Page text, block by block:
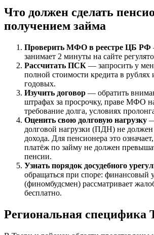
Что должен сделать
получением займа
Проверить МФО в реестре ЦБ РФ
занимает 2 минуты на сайте
Рассчитать ПСК — запросить у
полной стоимости кредита в рублях
годовых.
Изучить договор — обратить
штрафах за просрочку, праве МФО
требование долга, условиях
Оценить свою долговую нагрузку
долговой нагрузки (ПДН) не
дохода. Для пенсионера это
платёж по займу не должен
пенсии.
Узнать порядок досудебного
обращаться при споре: финансовый
(финомбудсмен) рассматривает
бесплатно.
Региональная специфика